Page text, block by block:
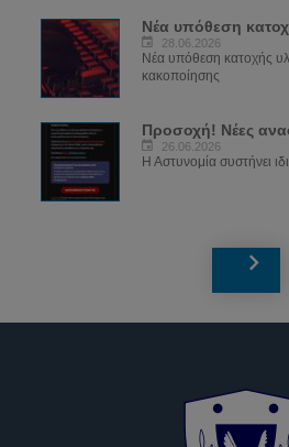
Νέα υπόθεση
28.06.2026
Νέα υπόθεση κατοχής
κακοποίησης
26.06.2026
Η Αστυνομία συστήνει